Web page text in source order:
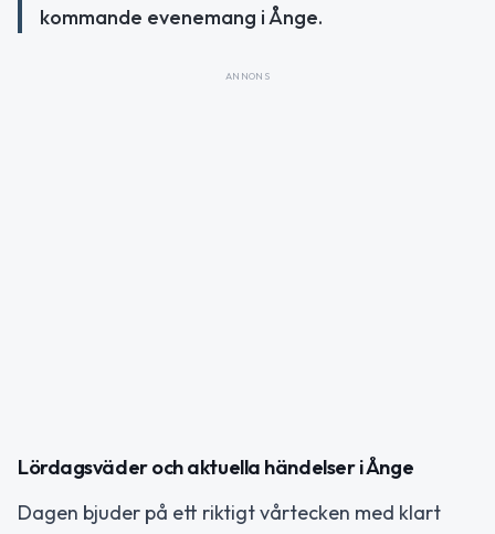
kommande evenemang i Ånge.
ANNONS
Lördagsväder och aktuella händelser i Ånge
Dagen bjuder på ett riktigt vårtecken med klart